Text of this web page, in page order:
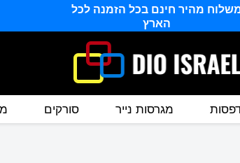
מהיר חינם בכל הזמנה לכל
הארץ
מגרסות נייר סורקים